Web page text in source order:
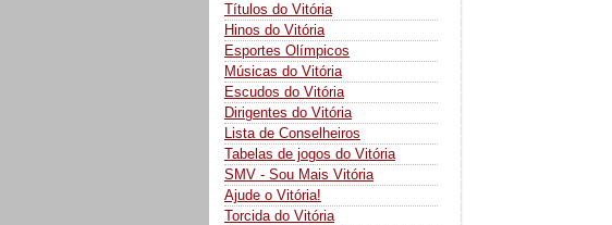
Títulos do Vitória
Hinos do Vitória
Esportes Olímpicos
Músicas do Vitória
Escudos do Vitória
Dirigentes do Vitória
Lista de Conselheiros
Tabelas de jogos do Vitória
SMV - Sou Mais Vitória
Ajude o Vitória!
Torcida do Vitória